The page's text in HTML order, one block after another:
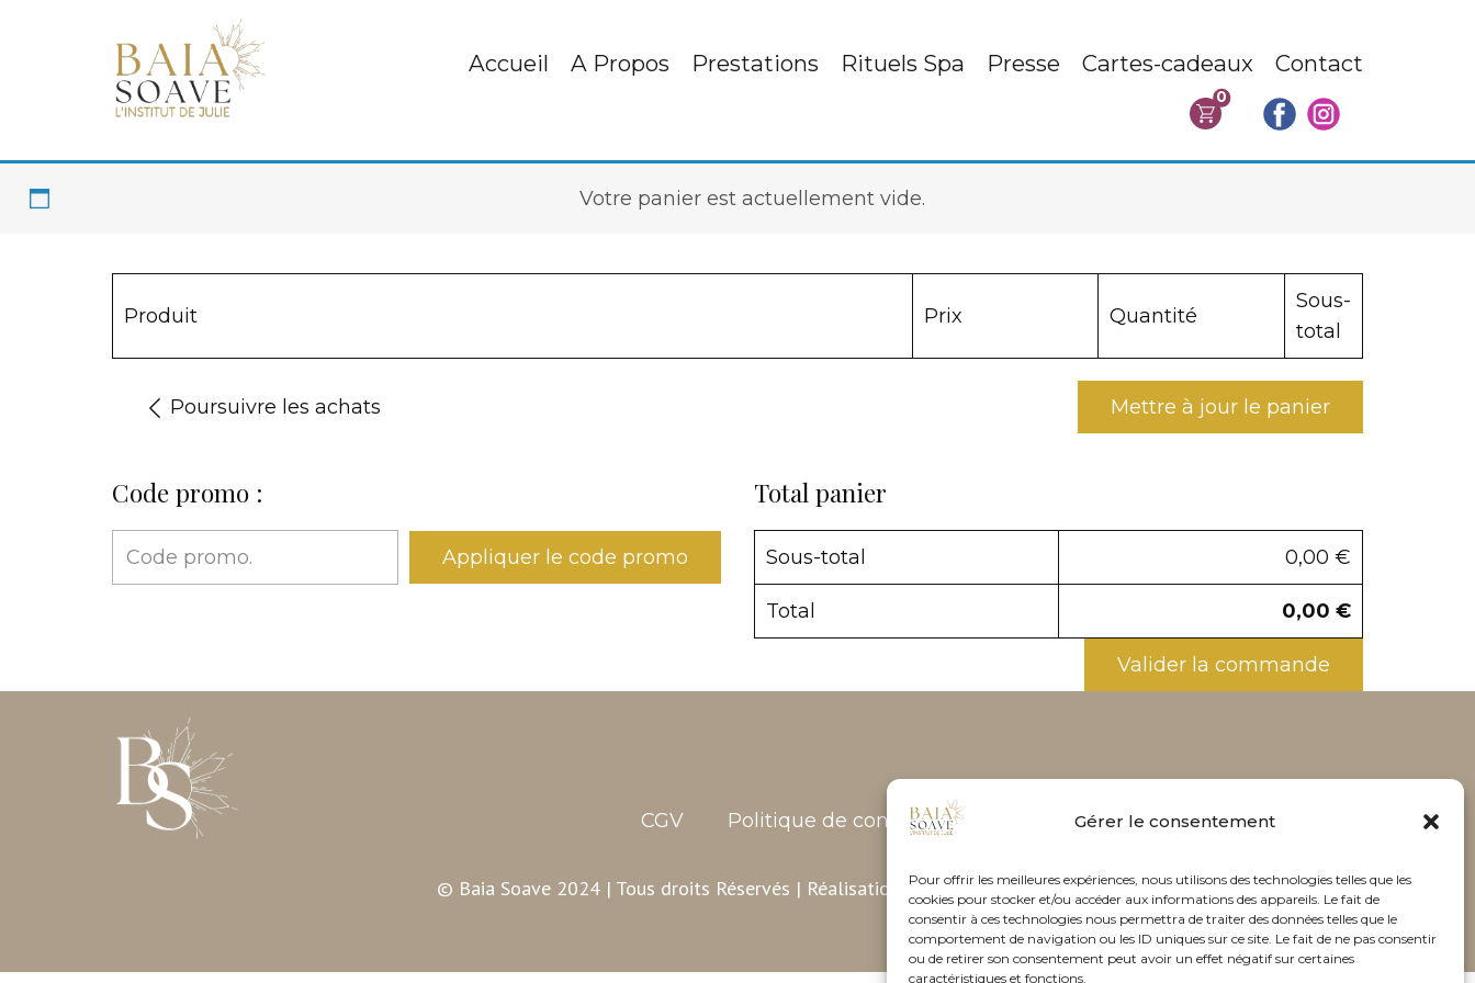
Gérer le consentement
Pour offrir les meilleures expériences, nous utilisons des technologies telles que les
cookies pour stocker et/ou accéder aux informations des appareils. Le fait de
consentir à ces technologies nous permettra de traiter des données telles que le
comportement de navigation ou les ID uniques sur ce site. Le fait de ne pas consentir
ou de retirer son consentement peut avoir un effet négatif sur certaines
caractéristiques et fonctions.
Accueil A Propos Prestations Rituels Spa Presse Cartes-cadeaux Contact
0
Votre panier est actuellement vide.
Produit Prix Quantité
Sous-
total
Poursuivre les achats Mettre à jour le panier
Code promo :
Appliquer le code promo
Total panier
Sous-total 0,00 €
Total 0,00 €
Valider la commande
CGV Politique de confidentialité Cookies Contact
© Baia Soave 2024 | Tous droits Réservés | Réalisation :Osez-Percer.com